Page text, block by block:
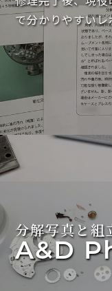
で分かりやすいレ
分解写真と組
A&D